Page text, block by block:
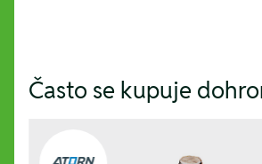
Často se kupuje